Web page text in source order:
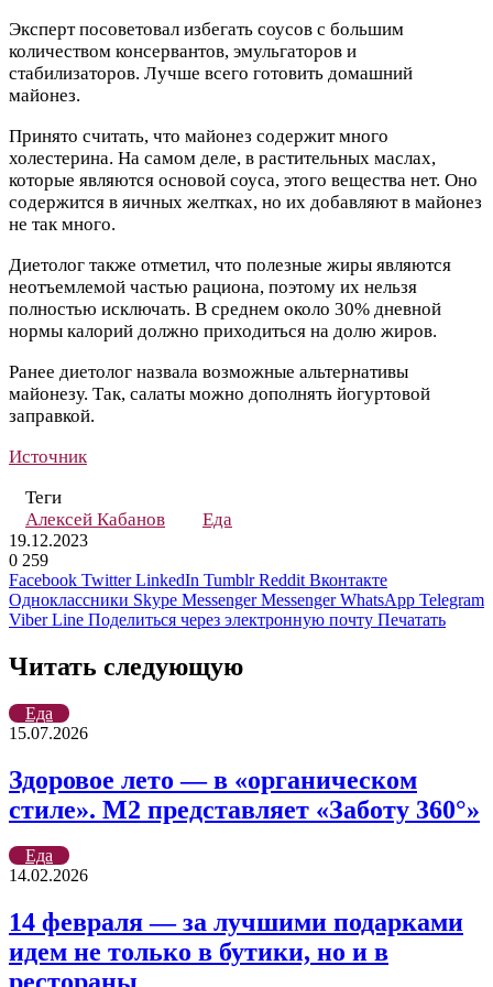
Эксперт посоветовал избегать соусов с большим
количеством консервантов, эмульгаторов и
стабилизаторов. Лучше всего готовить домашний
майонез.
Принято считать, что майонез содержит много
холестерина. На самом деле, в растительных маслах,
которые являются основой соуса, этого вещества нет. Оно
содержится в яичных желтках, но их добавляют в майонез
не так много.
Диетолог также отметил, что полезные жиры являются
неотъемлемой частью рациона, поэтому их нельзя
полностью исключать. В среднем около 30% дневной
нормы калорий должно приходиться на долю жиров.
Ранее диетолог назвала возможные альтернативы
майонезу. Так, салаты можно дополнять йогуртовой
заправкой.
Источник
Теги
Алексей Кабанов
Еда
19.12.2023
0 259
Facebook Twitter LinkedIn Tumblr Reddit Вконтакте
Одноклассники Skype Messenger Messenger WhatsApp Telegram
Viber Line Поделиться через электронную почту Печатать
Читать следующую
Еда
15.07.2026
Здоровое лето — в «органическом
стиле». М2 представляет «Заботу 360°»
Еда
14.02.2026
14 февраля — за лучшими подарками
идем не только в бутики, но и в